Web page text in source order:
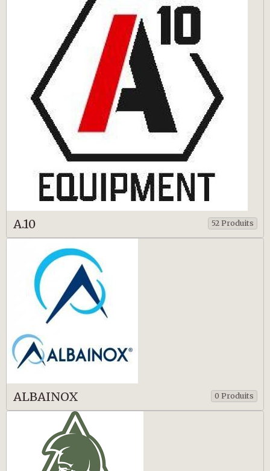
A.10 52 Produits
ALBAINOX 0 Produits